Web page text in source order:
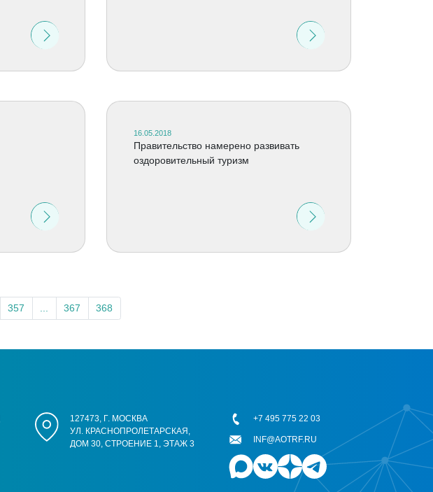
16.05.2018
Правительство намерено развивать
оздоровительный туризм
357 367 368
127473, Г. МОСКВА
УЛ. КРАСНОПРОЛЕТАРСКАЯ,
ДОМ 30, СТРОЕНИЕ 1, ЭТАЖ 3
+7 495 775 22 03
INF@AOTRF.RU